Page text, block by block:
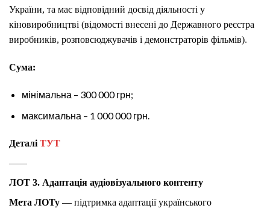
України, та має відповідний досвід діяльності у
кіновиробництві (відомості внесені до Державного реєстра
виробників, розповсюджувачів і демонстраторів фільмів).
Сума:
мінімальна – 300 000 грн;
максимальна – 1 000 000 грн.
Деталі ТУТ
ЛОТ 3. Адаптація аудіовізуального контенту
Мета ЛОТу — підтримка адаптації українського